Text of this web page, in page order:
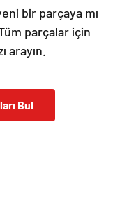
bir parçaya mı
parçalar için
arayın.
Bul